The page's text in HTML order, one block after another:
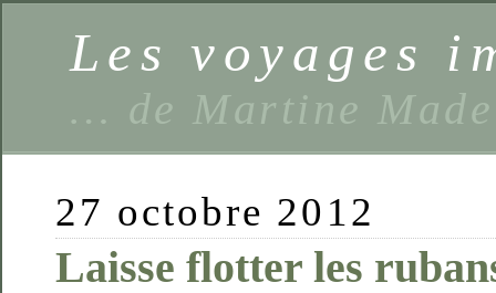
Les voyages
… de Martine
27 octobre 2012
Laisse flotter les